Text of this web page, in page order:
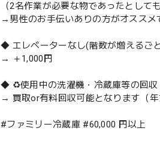
（2名作業が必要な物であったとし
→男性のお手伝いありの方がオススメ
◆ エレベーターなし(階数が増えるご
→ ＋1,000円
◆ ♻️使用中の洗濯機・冷蔵庫等の回収
→ 買取or有料回収可能となります（
#ファミリー冷蔵庫 #60,000 円以上